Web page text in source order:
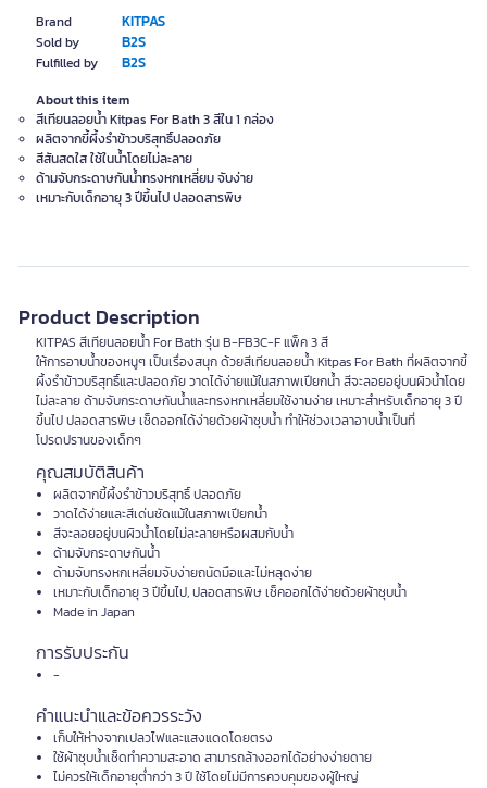
Brand KITPAS
Sold by B2S
Fulfilled by B2S
About this item
สีเทียนลอยน้ำ Kitpas For Bath 3 สีใน 1 กล่อง
ผลิตจากขี้ผึ้งรำข้าวบริสุทธิ์ปลอดภัย
สีสันสดใส ใช้ในน้ำโดยไม่ละลาย
ด้ามจับกระดาษกันน้ำทรงหกเหลี่ยม จับง่าย
เหมาะกับเด็กอายุ 3 ปีขึ้นไป ปลอดสารพิษ
Product Description
KITPAS สีเทียนลอยน้ำ For Bath รุ่น B-FB3C-F แพ็ค 3 สี
ให้การอาบน้ำของหนูๆ เป็นเรื่องสนุก ด้วยสีเทียนลอยน้ำ Kitpas For Bath ที่ผลิตจากขี้
ผึ้งรำข้าวบริสุทธิ์และปลอดภัย วาดได้ง่ายแม้ในสภาพเปียกน้ำ สีจะลอยอยู่บนผิวน้ำโดย
ไม่ละลาย ด้ามจับกระดาษกันน้ำและทรงหกเหลี่ยมใช้งานง่าย เหมาะสำหรับเด็กอายุ 3 ปี
ขึ้นไป ปลอดสารพิษ เช็ดออกได้ง่ายด้วยผ้าชุบน้ำ ทำให้ช่วงเวลาอาบน้ำเป็นที่
โปรดปรานของเด็กๆ
คุณสมบัติสินค้า
ผลิตจากขี้ผึ้งรำข้าวบริสุทธิ์ ปลอดภัย
วาดได้ง่ายและสีเด่นชัดแม้ในสภาพเปียกน้ำ
สีจะลอยอยู่บนผิวน้ำโดยไม่ละลายหรือผสมกับน้ำ
ด้ามจับกระดาษกันน้ำ
ด้ามจับทรงหกเหลี่ยมจับง่ายถนัดมือและไม่หลุดง่าย
เหมาะกับเด็กอายุ 3 ปีขึ้นไป, ปลอดสารพิษ เช็คออกได้ง่ายด้วยผ้าชุบน้ำ
Made in Japan
การรับประกัน
-
คำแนะนำและข้อควรระวัง
เก็บให้ห่างจากเปลวไฟและแสงแดดโดยตรง
ใช้ผ้าชุบน้ำเช็ดทำความสะอาด สามารถล้างออกได้อย่างง่ายดาย
ไม่ควรให้เด็กอายุต่ำกว่า 3 ปี ใช้โดยไม่มีการควบคุมของผู้ใหญ่